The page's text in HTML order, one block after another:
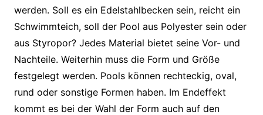
werden. Soll es ein Edelstahlbecken sein, reicht ein
Schwimmteich, soll der Pool aus Polyester sein oder
aus Styropor? Jedes Material bietet seine Vor- und
Nachteile. Weiterhin muss die Form und Größe
festgelegt werden. Pools können rechteckig, oval,
rund oder sonstige Formen haben. Im Endeffekt
kommt es bei der Wahl der Form auch auf den